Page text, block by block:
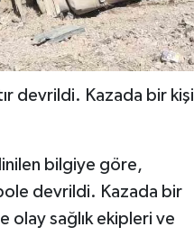
devrildi. Kazada bir kişi
bilgiye göre,
devrildi. Kazada bir
olay sağlık ekipleri ve